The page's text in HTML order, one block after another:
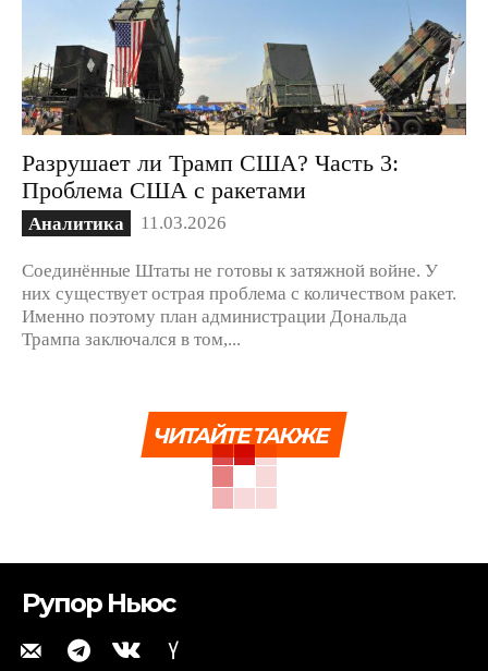
Разрушает ли Трамп США? Часть 3:
Проблема США с ракетами
Аналитика 11.03.2026
Соединённые Штаты не готовы к затяжной войне. У
них существует острая проблема с количеством ракет.
Именно поэтому план администрации Дональда
Трампа заключался в том,...
ЧИТАЙТЕ ТАКЖЕ
Рупор Ньюс